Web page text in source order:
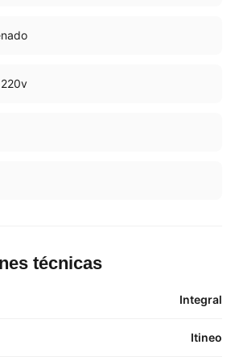
técnicas
Integral
Itineo